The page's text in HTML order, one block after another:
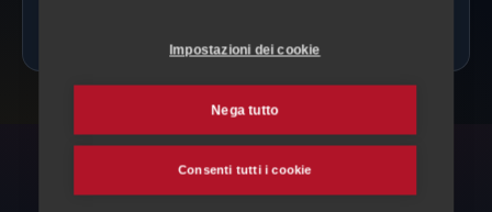
Impostazioni dei cookie
Nega tutto
Consenti tutti i cookie